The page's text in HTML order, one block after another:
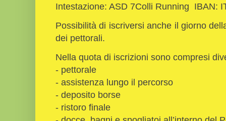
Intestazione: ASD 7Colli Running IBAN:
Possibilità di iscriversi anche il giorno
dei pettorali.
Nella quota di iscrizioni sono compresi
- pettorale
- assistenza lungo il percorso
- deposito borse
- ristoro finale